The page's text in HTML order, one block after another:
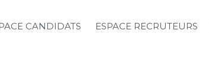
CANDIDATS ESPACE RECRUTEURS